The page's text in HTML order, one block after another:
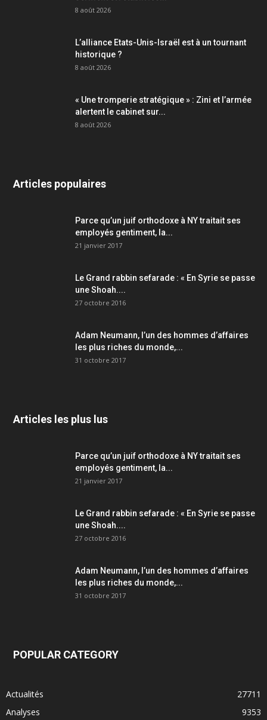
8 août 2026
L’alliance Etats-Unis-Israël est à un tournant
historique ?
8 août 2026
« Une tromperie stratégique » : Zini et l’armée
alertent le cabinet sur...
8 août 2026
Articles populaires
Parce qu’un juif orthodoxe à NY traitait ses
employés gentiment, la...
21 janvier 2017
Le Grand rabbin sefarade : « En Syrie se passe
une Shoah....
27 octobre 2016
Adam Neumann, l’un des hommes d’affaires
les plus riches du monde,...
31 octobre 2017
Articles les plus lus
Parce qu’un juif orthodoxe à NY traitait ses
employés gentiment, la...
21 janvier 2017
Le Grand rabbin sefarade : « En Syrie se passe
une Shoah....
27 octobre 2016
Adam Neumann, l’un des hommes d’affaires
les plus riches du monde,...
31 octobre 2017
POPULAR CATEGORY
Actualités
27711
Analyses
9353